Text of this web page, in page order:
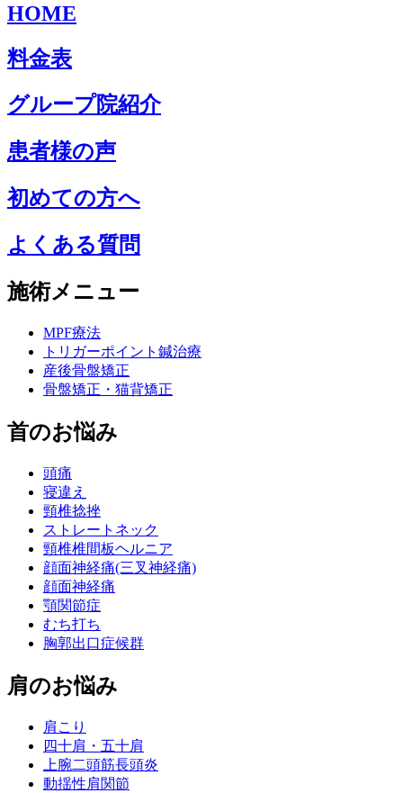
HOME
料金表
グループ院紹介
患者様の声
初めての方へ
よくある質問
施術メニュー
MPF療法
トリガーポイント鍼治療
産後骨盤矯正
骨盤矯正・猫背矯正
首のお悩み
頭痛
寝違え
頸椎捻挫
ストレートネック
頸椎椎間板ヘルニア
顔面神経痛(三叉神経痛)
顔面神経痛
顎関節症
むち打ち
胸郭出口症候群
肩のお悩み
肩こり
四十肩・五十肩
上腕二頭筋長頭炎
動揺性肩関節